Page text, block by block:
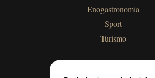
Enogastronomia
Sport
Turismo